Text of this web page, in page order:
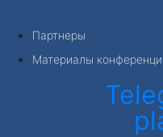
Партнеры
Материалы